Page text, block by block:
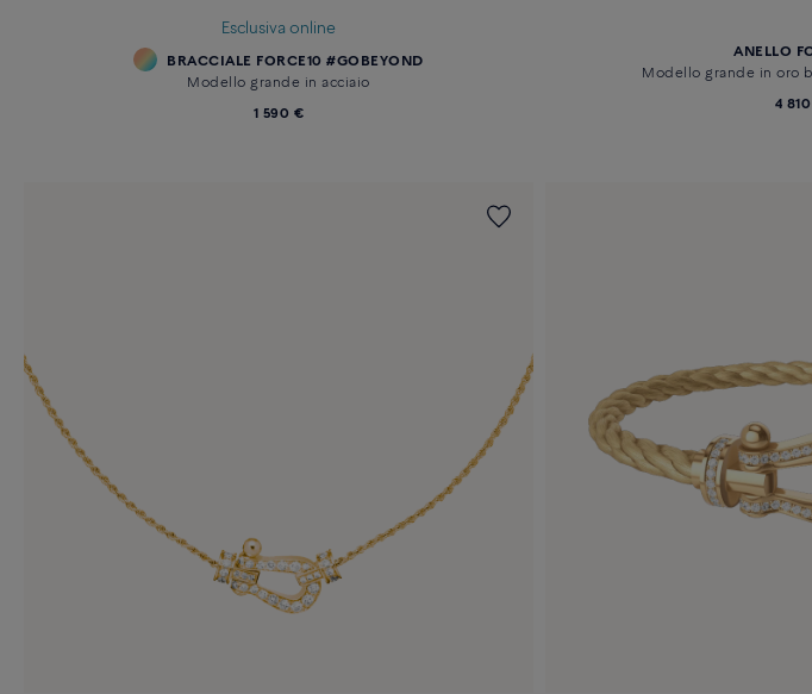
Esclusiva online
BRACCIALE FORCE10 #GOBEYOND
Modello grande in acciaio
1 590 €
ANELLO
Modello grande in oro
4